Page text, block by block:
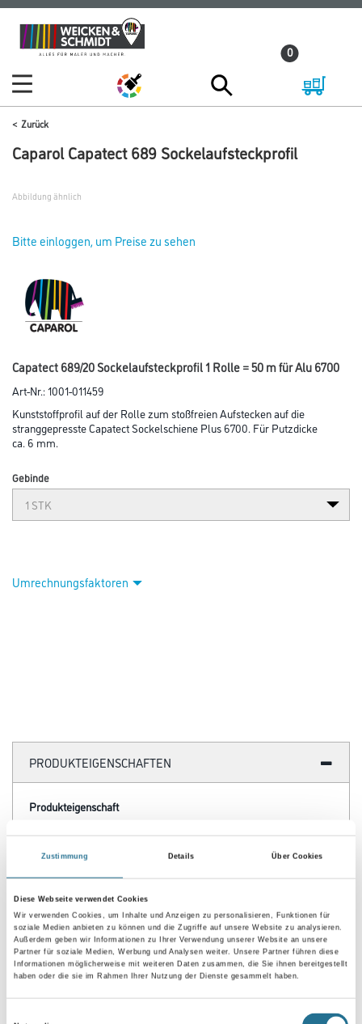
Zustimmung Details Über Cookies
Diese Webseite verwendet Cookies
Wir verwenden Cookies, um Inhalte und Anzeigen zu personalisieren, Funktionen für
soziale Medien anbieten zu können und die Zugriffe auf unsere Website zu analysieren.
Außerdem geben wir Informationen zu Ihrer Verwendung unserer Website an unsere
Partner für soziale Medien, Werbung und Analysen weiter. Unsere Partner führen diese
Informationen möglicherweise mit weiteren Daten zusammen, die Sie ihnen bereitgestellt
haben oder die sie im Rahmen Ihrer Nutzung der Dienste gesammelt haben.
Zum
Inhalt
Zum
Navigationsmenü
0
Zurück
Caparol Capatect 689 Sockelaufsteckprofil
Abbildung ähnlich
Bitte einloggen, um Preise zu sehen
Capatect 689/20 Sockelaufsteckprofil 1 Rolle = 50 m für Alu 6700
Art-Nr.:1001-011459
Kunststoffprofil auf der Rolle zum stoßfreien Aufstecken auf die
stranggepresste Capatect Sockelschiene Plus 6700. Für Putzdicke
ca. 6 mm.
Gebinde
Umrechnungsfaktoren
PRODUKTEIGENSCHAFTEN
Produkteigenschaft
ZUSATZINFOS
GEFAHRENHINWEISE